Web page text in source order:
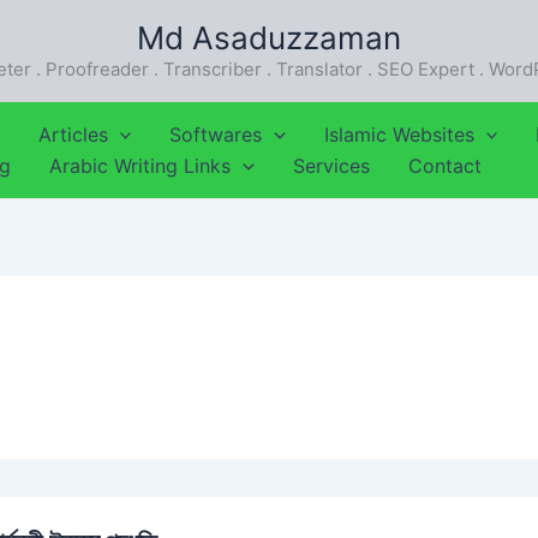
Md Asaduzzaman
. Proofreader . Transcriber . Translator . SEO Expert .
Articles Softwares Islamic Websites
Arabic Writing Links Services Contact